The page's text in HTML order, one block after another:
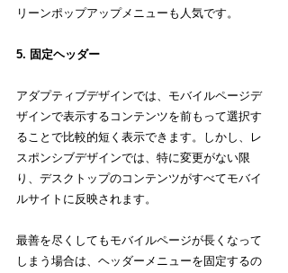
リーンポップアップメニューも人気です。
5. 固定ヘッダー
アダプティブデザインでは、モバイルページデ
ザインで表示するコンテンツを前もって選択す
ることで比較的短く表示できます。しかし、レ
スポンシブデザインでは、特に変更がない限
り、デスクトップのコンテンツがすべてモバイ
ルサイトに反映されます。
最善を尽くしてもモバイルページが長くなって
しまう場合は、ヘッダーメニューを固定するの